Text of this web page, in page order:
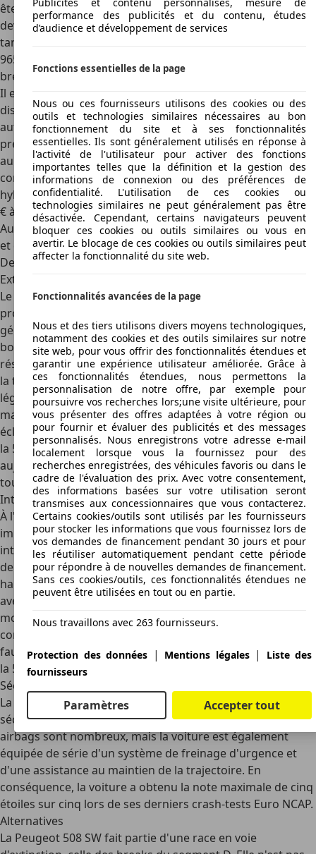
êtes à la recherche d'une hybride rechargeable, vous
devez compter au moins 54 715 € pour une Hybrid 225,
tandis que la 508 PSE sportive commence à partir de 74
965 €. La berline coûte 1 800 euros de moins que la version
break.
Il existe également de nombreuses 508 SW déjà
disponibles sur le marché de l'occasion . L'offre commence
autour de 18 000 € pour un exemplaire diesel de la
première année de fabrication avec pas mal de kilomètres
au compteur. Pour un modèle à essence similaire, il faut
compter environ 4 000 € de plus. Si vous recherchez un
hybride rechargeable, vous verrez des prix allant de 30 000
€ à environ 50 000 € pour un jeune modèle d'occasion.
Autour de ce prix, l'offre de la sportive 508 PSE commence,
et elle peut atteindre plus de 60 000 €.
Design
Extérieur
Le moins que l'on puisse dire, c'est que Peugeot a fait des
progrès dans la transition entre la première et la deuxième
génération de sa 508. Alors qu’elle affichait auparavant un
bon design tout en rondeur, ce nouveau modèle joue
résolument la carte dudynamisme. Ainsi, contrairement à
la tendance habituelle du marché, elle est devenue
légèrement plus compacte, complétant ces dimensions
maniables par une ligne de toit de coupé inclinée et un
éclairage LED prononcé pour un look plus robuste. En fait,
la 508 a été la première à montrer ces dents à LED, et
aujourd'hui cette signature lumineuse revient sur presque
tous les modèles Peugeot.
Intérieur
À l'intérieur, la nouvelle 508 SW n'est pas moins
impressionnante. Alors que nous étions habitués à des
intérieurs ternes avec des plastiques souvent bon marché
de la part de Peugeot, cette berline pourrait présenter un
habitacleau design futuristequi combine des textiles rétro
avec un style sportif et épuré. Là encore, les Français
montent leur minuscule volant anguleux si bas que le
compteur doit être vu au-dessus plutôt qu'au travers. Il
faut s'y habituer, mais cela ajoute encore au dynamisme de
la 508.
Sécurité
La Peugeot 508 obtient de bons résultats en termes de
sécurité passive et active. Par exemple, non seulement les
airbags sont nombreux, mais la voiture est également
équipée de série d'un système de freinage d'urgence et
d'une assistance au maintien de la trajectoire. En
conséquence, la voiture a obtenu la note maximale de cinq
étoiles sur cinq lors de ses derniers crash-tests Euro NCAP.
Alternatives
La Peugeot 508 SW fait partie d'une race en voie
performance des publicités et du contenu, études
d’audience et développement de services
Fonctions essentielles de la page
Nous ou ces fournisseurs utilisons des cookies ou des
outils et technologies similaires nécessaires au bon
fonctionnement du site et à ses fonctionnalités
essentielles. Ils sont généralement utilisés en réponse à
l'activité de l'utilisateur pour activer des fonctions
importantes telles que la définition et la gestion des
informations de connexion ou des préférences de
confidentialité. L'utilisation de ces cookies ou
technologies similaires ne peut généralement pas être
désactivée. Cependant, certains navigateurs peuvent
bloquer ces cookies ou outils similaires ou vous en
avertir. Le blocage de ces cookies ou outils similaires peut
affecter la fonctionnalité du site web.
Fonctionnalités avancées de la page
Nous et des tiers utilisons divers moyens technologiques,
notamment des cookies et des outils similaires sur notre
site web, pour vous offrir des fonctionnalités étendues et
garantir une expérience utilisateur améliorée. Grâce à
ces fonctionnalités étendues, nous permettons la
personnalisation de notre offre, par exemple pour
poursuivre vos recherches lors;une visite ultérieure, pour
vous présenter des offres adaptées à votre région ou
pour fournir et évaluer des publicités et des messages
personnalisés. Nous enregistrons votre adresse e-mail
localement lorsque vous la fournissez pour des
recherches enregistrées, des véhicules favoris ou dans le
cadre de l'évaluation des prix. Avec votre consentement,
des informations basées sur votre utilisation seront
transmises aux concessionnaires que vous contacterez.
Certains cookies/outils sont utilisés par les fournisseurs
pour stocker les informations que vous fournissez lors de
vos demandes de financement pendant 30 jours et pour
les réutiliser automatiquement pendant cette période
pour répondre à de nouvelles demandes de financement.
Sans ces cookies/outils, ces fonctionnalités étendues ne
peuvent être utilisées en tout ou en partie.
Nous travaillons avec 263 fournisseurs.
Protection des données | Mentions légales|
Liste des
fournisseurs
Paramètres Accepter tout